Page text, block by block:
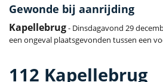
Gewonde bij aanrijding
Kapellebrug- Dinsdagavond 29
een ongeval plaatsgevonden tussen een
112 Kapellebrug